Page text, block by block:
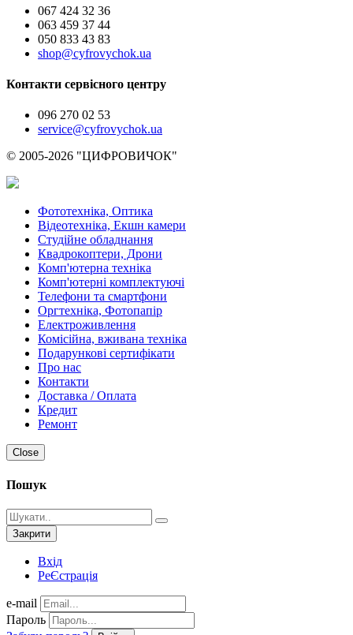
067 424 32 36
063 459 37 44
050 833 43 83
shop@cyfrovychok.ua
Контакти сервісного центру
096 270 02 53
service@cyfrovychok.ua
© 2005-2026 "ЦИФРОВИЧОК"
Фототехніка, Оптика
Відеотехніка, Екшн камери
Студійне обладнання
Квадрокоптери, Дрони
Комп'ютерна техніка
Комп'ютерні комплектуючі
Телефони та смартфони
Оргтехніка, Фотопапір
Електроживлення
Комісійна, вживана техніка
Подарункові сертифікати
Про нас
Контакти
Доставка / Оплата
Кредит
Ремонт
Close
Пошук
Закрити
Вхід
РеЄстрація
e-mail
Пароль